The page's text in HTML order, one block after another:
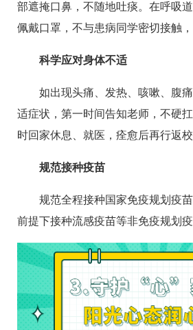
部遮掩口鼻，不随地吐痰。在呼吸
佩戴口罩，不与患病同学密切接触，
科学应对身体不适
如出现头痛、发热、咳嗽、腹痛
适症状，第一时间告知老师，不硬
时回家休息、就医，痊愈后再行返校
规范接种疫苗
规范全程接种国家免疫规划疫苗
前提下接种流感疫苗等非免疫规划疫